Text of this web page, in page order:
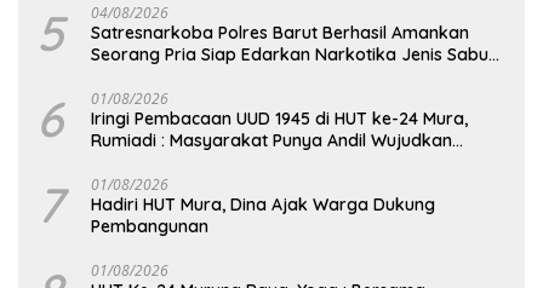
5 04/08/2026
Satresnarkoba Polres Barut Berhasil Amankan
Seorang Pria Siap Edarkan Narkotika Jenis Sabu
6 01/08/2026
Iringi Pembacaan UUD 1945 di HUT ke-24 Mura,
Rumiadi : Masyarakat Punya Andil Wujudkan
7 01/08/2026
Hadiri HUT Mura, Dina Ajak Warga Dukung
Pembangunan
01/08/2026